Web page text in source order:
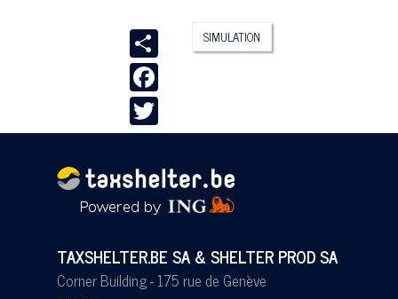
Share
Facebook
Twitter
SIMULATION
TAXSHELTER.BE SA & SHELTER PROD SA
Corner Building - 175 rue de Genève